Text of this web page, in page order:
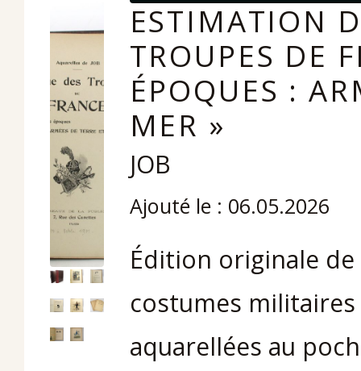
ESTIMATION
TROUPES DE
ÉPOQUES :
MER »
JOB
Ajouté le : 06.05.2026
Édition originale
costumes
aquarellées au